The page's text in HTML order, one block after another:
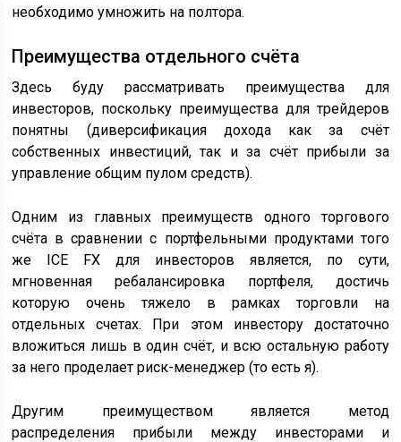
необходимо умножить на полтора.
Преимущества отдельного счёта
Здесь буду рассматривать преимущества для
инвесторов, поскольку преимущества для трейдеров
понятны (диверсификация дохода как за счёт
собственных инвестиций, так и за счёт прибыли за
управление общим пулом средств).
Одним из главных преимуществ одного торгового
счёта в сравнении с портфельными продуктами того
же ICE FX для инвесторов является, по сути,
мгновенная ребалансировка портфеля, достичь
которую очень тяжело в рамках торговли на
отдельных счетах. При этом инвестору достаточно
вложиться лишь в один счёт, и всю остальную работу
за него проделает риск-менеджер (то есть я).
Другим преимуществом является метод
распределения прибыли между инвесторами и